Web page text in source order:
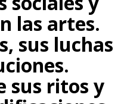
las artes.
sus luchas
sus ritos y